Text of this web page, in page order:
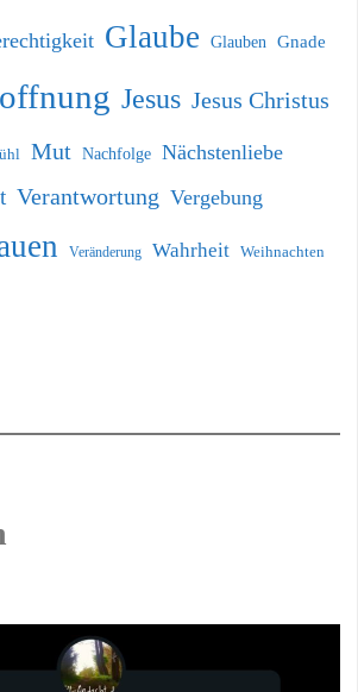
Glaube Glauben Gnade
Jesus Jesus Christus
Mut Nachfolge Nächstenliebe
Verantwortung Vergebung
Veränderung Wahrheit Weihnachten